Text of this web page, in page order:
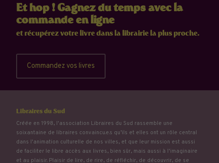
Et hop ! Gagnez du temps avec la
commande en ligne
et récupérez votre livre dans la librairie la plus proche.
Commandez vos livres
Libraires du Sud
Créée en 1998, l'association Libraires du Sud rassemble une
soixantaine de libraires convaincu.e.s qu’ils et elles ont un rôle central
dans l'animation culturelle de nos villes, et que leur mission est aussi
de faciliter le libre accès aux livres, bien sûr, mais aussi à l'imaginaire
et au plaisir. Plaisir de lire, de rire, de réfléchir, de découvrir, de se